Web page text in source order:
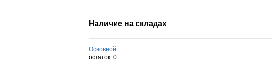
Наличие на складах
Основной
остаток: 0